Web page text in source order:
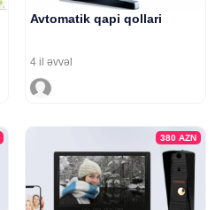
Avtomatik qapi qollari
4 il əvvəl
380 AZN